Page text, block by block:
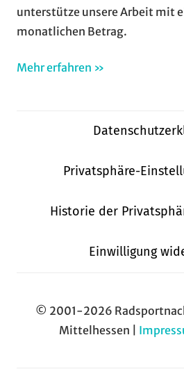
unterstütze unsere Arbeit mit
monatlichen Betrag.
Mehr erfahren »
Privatsphäre-
Historie der
Einwilligung
© 2001-2026
Mittelhessen |